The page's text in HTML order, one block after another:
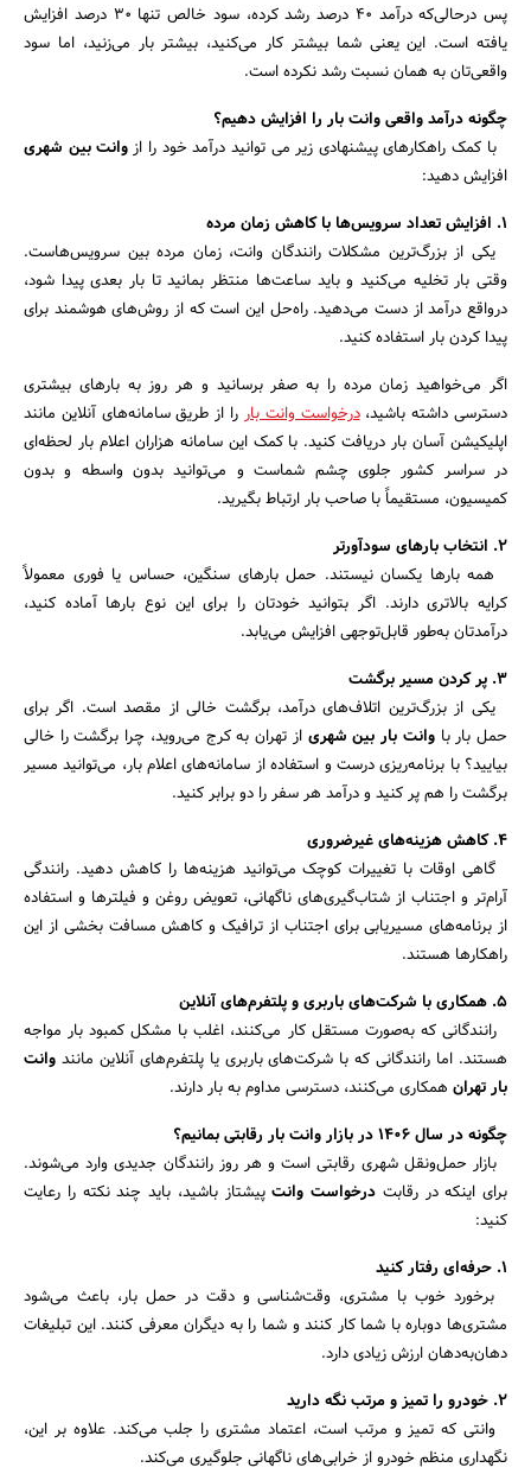
پس درحالی‌که درآمد 40 درصد رشد کرده، سود خالص تنها 30 درصد افزایش
یافته است. این یعنی شما بیشتر کار می‌کنید، بیشتر بار می‌زنید، اما سود
واقعی‌تان به همان نسبت رشد نکرده است.
چگونه درآمد واقعی وانت بار را افزایش دهیم؟
با کمک راهکارهای پیشنهادی زیر می توانید درآمد خود را ازوانت بین شهری
افزایش دهید:
۱. افزایش تعداد سرویس‌ها با کاهش زمان مرده
یکی از بزرگ‌ترین مشکلات رانندگان وانت، زمان مرده بین سرویس‌هاست.
وقتی بار تخلیه می‌کنید و باید ساعت‌ها منتظر بمانید تا بار بعدی پیدا شود،
درواقع درآمد از دست می‌دهید. راه‌حل این است که از روش‌های هوشمند برای
پیدا کردن بار استفاده کنید.
اگر می‌خواهید زمان مرده را به صفر برسانید و هر روز به بارهای بیشتری
دسترسی داشته باشید،درخواست وانت بار را از طریق سامانه‌های آنلاین مانند
اپلیکیشن آسان‌ بار دریافت کنید. با کمک این سامانه هزاران اعلام بار لحظه‌ای
در سراسر کشور جلوی چشم شماست و می‌توانید بدون واسطه و بدون
کمیسیون، مستقیماً با صاحب بار ارتباط بگیرید.
۲. انتخاب بارهای سودآورتر
همه بارها یکسان نیستند. حمل بارهای سنگین، حساس یا فوری معمولاً
کرایه بالاتری دارند. اگر بتوانید خودتان را برای این نوع بارها آماده کنید،
درآمدتان به‌طور قابل‌توجهی افزایش می‌یابد.
۳. پر کردن مسیر برگشت
یکی از بزرگ‌ترین اتلاف‌های درآمد، برگشت خالی از مقصد است. اگر برای
حمل بار باوانت بار بین شهری از تهران به کرج می‌روید، چرا برگشت را خالی
بیایید؟ با برنامه‌ریزی درست و استفاده از سامانه‌های اعلام بار، می‌توانید مسیر
برگشت را هم پر کنید و درآمد هر سفر را دو برابر کنید.
۴. کاهش هزینه‌های غیرضروری
گاهی اوقات با تغییرات کوچک می‌توانید هزینه‌ها را کاهش دهید. رانندگی
آرام‌تر و اجتناب از شتاب‌گیری‌های ناگهانی، تعویض روغن و فیلترها و استفاده
از برنامه‌های مسیریابی برای اجتناب از ترافیک و کاهش مسافت بخشی از این
راهکارها هستند.
۵. همکاری با شرکت‌های باربری و پلتفرم‌های آنلاین
رانندگانی که به‌صورت مستقل کار می‌کنند، اغلب با مشکل کمبود بار مواجه
هستند. اما رانندگانی که با شرکت‌های باربری یا پلتفرم‌های آنلاین مانند وانت
بار تهران همکاری می‌کنند، دسترسی مداوم به بار دارند.
چگونه در سال ۱۴۰۶ در بازار وانت بار رقابتی بمانیم؟
بازار حمل‌ونقل شهری رقابتی است و هر روز رانندگان جدیدی وارد می‌شوند.
برای اینکه در رقابت درخواست وانتپیشتاز باشید، باید چند نکته را رعایت
کنید:
۱. حرفه‌ای رفتار کنید
برخورد خوب با مشتری، وقت‌شناسی و دقت در حمل بار، باعث می‌شود
مشتری‌ها دوباره با شما کار کنند و شما را به دیگران معرفی کنند. این تبلیغات
دهان‌به‌دهان ارزش زیادی دارد.
۲. خودرو را تمیز و مرتب نگه دارید
وانتی که تمیز و مرتب است، اعتماد مشتری را جلب می‌کند. علاوه بر این،
نگهداری منظم خودرو از خرابی‌های ناگهانی جلوگیری می‌کند.